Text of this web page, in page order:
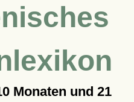
Monaten und 21